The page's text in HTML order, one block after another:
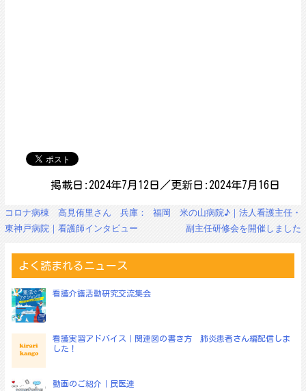
掲載日:2024年7月12日／更新日:2024年7月16日
投
稿
ー
シ
ョ
ン
コロナ病棟 高見侑里さん 兵庫：
東神戸病院｜看護師インタビュー
福岡 米の山病院♪｜法人看護主任・
副主任研修会を開催しました
よく読まれるニュース
看護介護活動研究交流集会
看護実習アドバイス｜関連図の書き方 肺炎患者さん編配信しま
した！
動画のご紹介｜民医連